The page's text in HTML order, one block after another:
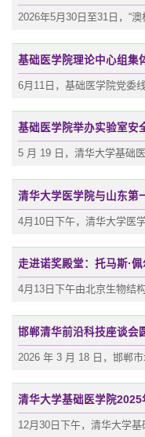
基础医学院举办实验室安